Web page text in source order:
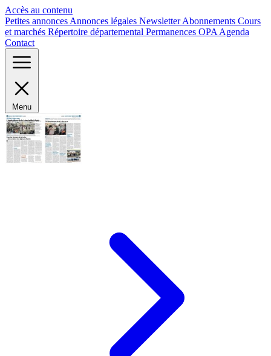
Accès au contenu
Petites annonces Annonces légales NewsletterAbonnements Cours
et marchés Répertoire départemental Permanences OPA Agenda
Contact
Menu
Panneau de gestion des cookies